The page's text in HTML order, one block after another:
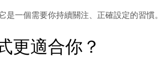
是一個需要你持續關注、正確設定的習慣。
更適合你？